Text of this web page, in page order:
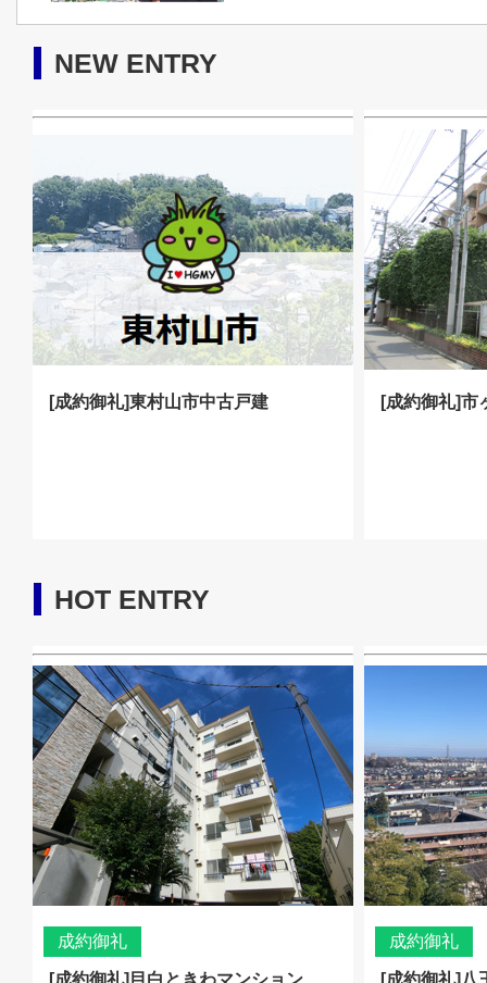
NEW ENTRY
[成約御礼]東村山市中古戸建 [成約御礼]市
HOT ENTRY
成約御礼 成約御礼